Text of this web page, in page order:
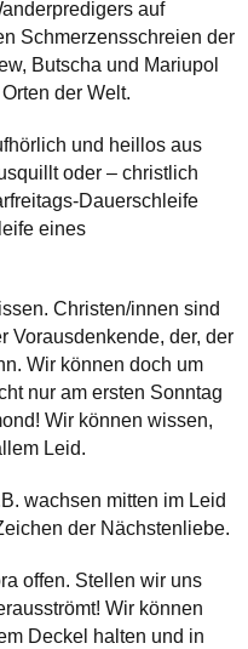
auf
Schmerzensschreien der
Butscha und Mariupol
der Welt.
und heillos aus
oder – christlich
Dauerschleife
eines
Christen/innen sind
Vorausdenkende, der, der
Wir können doch um
nur am ersten Sonntag
Wir können wissen,
Leid.
wachsen mitten im Leid
der Nächstenliebe.
offen. Stellen wir uns
Wir können
Deckel halten und in